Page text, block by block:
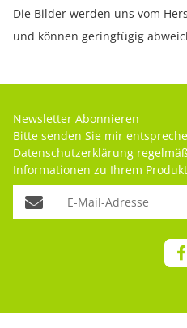
Die Bilder werden uns vom
und können geringfügig
Newsletter Abonnieren
Bitte senden Sie mir
Datenschutzerklärung
Informationen zu Ihrem